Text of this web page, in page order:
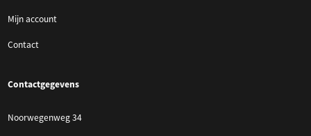
Mijn account
Contact
Contactgegevens
Noorwegenweg 34